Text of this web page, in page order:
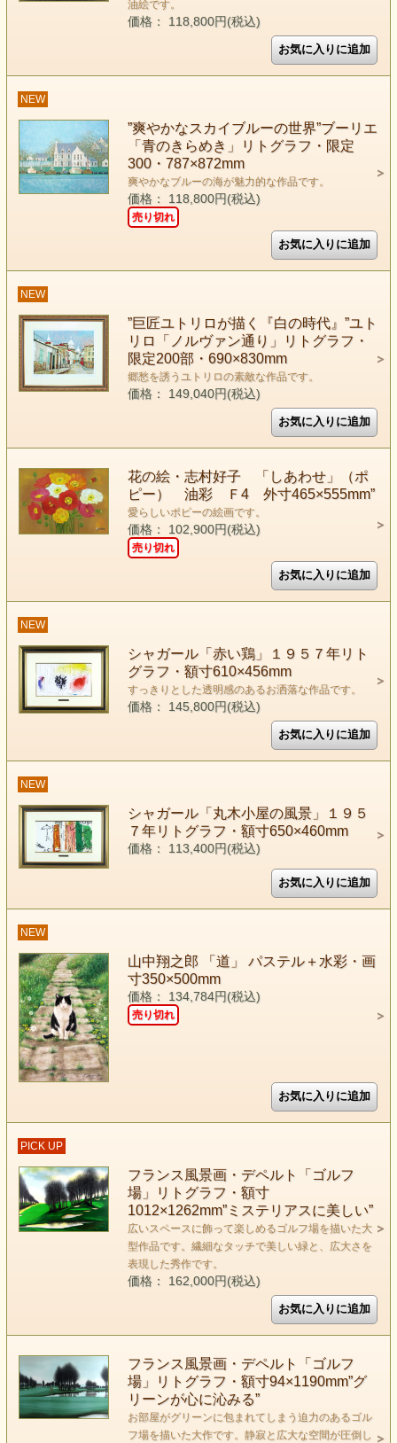
油絵です。
価格： 118,800円(税込)
NEW
”爽やかなスカイブルーの世界”ブーリエ
「青のきらめき」リトグラフ・限定
300・787×872mm
爽やかなブルーの海が魅力的な作品です。
価格： 118,800円(税込)
売り切れ
NEW
”巨匠ユトリロが描く『白の時代』”ユト
リロ「ノルヴァン通り」リトグラフ・
限定200部・690×830mm
郷愁を誘うユトリロの素敵な作品です。
価格： 149,040円(税込)
花の絵・志村好子 「しあわせ」（ポ
ピー） 油彩 Ｆ4 外寸465×555mm”
愛らしいポピーの絵画です。
価格： 102,900円(税込)
売り切れ
NEW
シャガール「赤い鶏」１９５７年リト
グラフ・額寸610×456mm
すっきりとした透明感のあるお洒落な作品です。
価格： 145,800円(税込)
NEW
シャガール「丸木小屋の風景」１９５
７年リトグラフ・額寸650×460mm
価格： 113,400円(税込)
NEW
山中翔之郎 「道」 パステル＋水彩・画
寸350×500mm
価格： 134,784円(税込)
売り切れ
PICK UP
フランス風景画・デペルト「ゴルフ
場」リトグラフ・額寸
1012×1262mm”ミステリアスに美しい”
広いスペースに飾って楽しめるゴルフ場を描いた大
型作品です。繊細なタッチで美しい緑と、広大さを
表現した秀作です。
価格： 162,000円(税込)
フランス風景画・デペルト「ゴルフ
場」リトグラフ・額寸94×1190mm”グ
リーンが心に沁みる”
お部屋がグリーンに包まれてしまう迫力のあるゴル
フ場を描いた大作です。静寂と広大な空間が圧倒し